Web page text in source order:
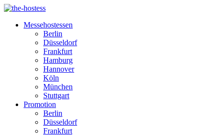
Messehostessen
Berlin
Düsseldorf
Frankfurt
Hamburg
Hannover
Köln
München
Stuttgart
Promotion
Berlin
Düsseldorf
Frankfurt